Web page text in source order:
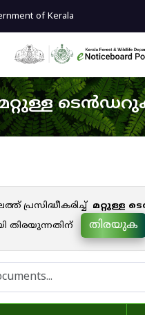
of Kerala
പ്രസിദ്ധീകരിച്ച് മറ്റുള്ള
തിരയുന്നതിന്
തിരയുക